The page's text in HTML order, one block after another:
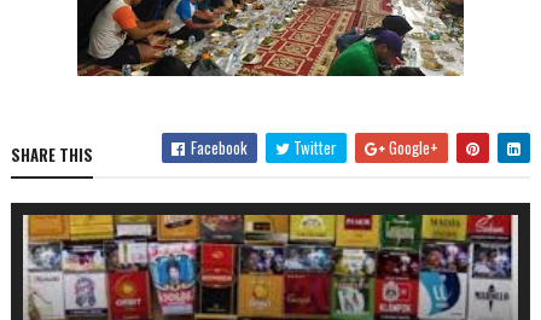
SHARE THIS Facebook Twitter Google+